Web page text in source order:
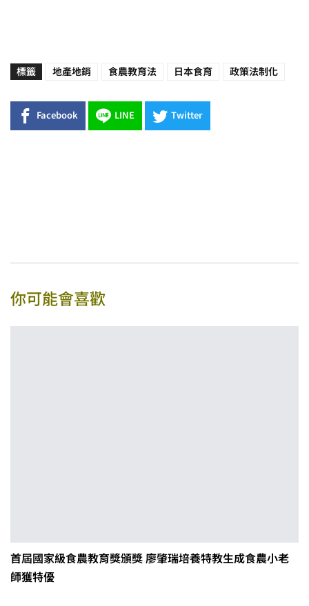
標籤 地產地銷 食農教育法 日本食育 政策法制化
Facebook LINE Twitter
你可能會喜歡
首屆國家級食農教育獎頒獎 廖肇瑞培養特教生成食農小老
師獲特優